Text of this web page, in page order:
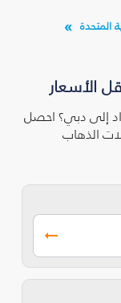
المتحدة
الأسعار
إلى دبي؟ احصل
الذهاب